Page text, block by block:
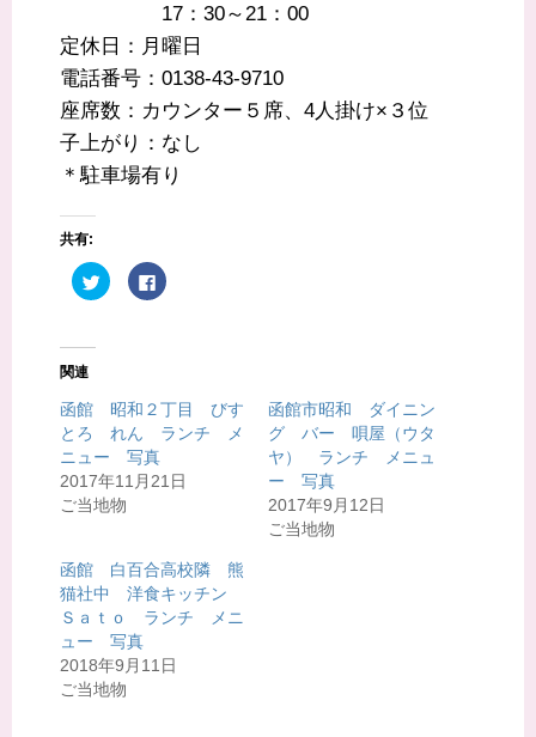
17：30～21：00
定休日：月曜日
電話番号：0138-43-9710
座席数：カウンター５席、4人掛け×３位
子上がり：なし
＊駐車場有り
共有:
ク
リ
で
共
有
(
ウ
ィ
ン
ウ
で
開
き
ま
す
F
a
共
有
す
る
に
は
ク
て
く
だ
さ
い
し
い
関連
函館 昭和２丁目 びす
とろ れん ランチ メ
ニュー 写真
2017年11月21日
ご当地物
函館市昭和 ダイニン
グ バー 唄屋（ウタ
ヤ） ランチ メニュ
ー 写真
2017年9月12日
ご当地物
函館 白百合高校隣 熊
猫社中 洋食キッチン
Ｓａｔｏ ランチ メニ
ュー 写真
2018年9月11日
ご当地物